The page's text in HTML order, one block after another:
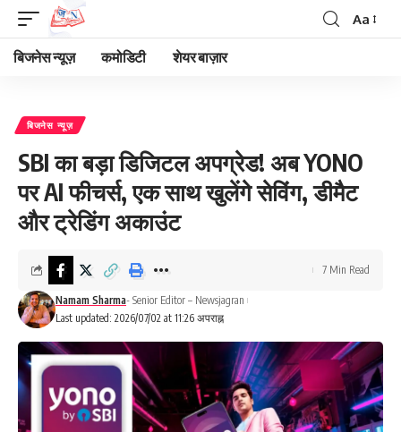
Font
Aa
बिजनेस न्यूज़ कमोडिटी शेयर बाज़ार
बिजनेस न्यूज़
SBI का बड़ा डिजिटल अपग्रेड! अब YONO
पर AI फीचर्स, एक साथ खुलेंगे सेविंग, डीमैट
और ट्रेडिंग अकाउंट
Last updated: 2026/07/02 at 11:26 अपराह्न
Namam Sharma- Senior Editor – Newsjagran
7 Min Read